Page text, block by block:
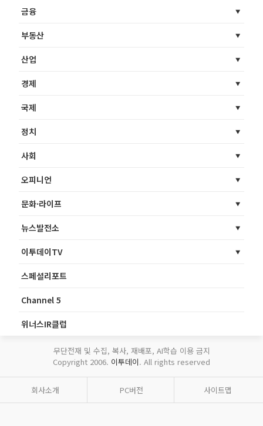
금융
부동산
산업
경제
국제
정치
사회
오피니언
문화·라이프
뉴스발전소
이투데이TV
스페셜리포트
Channel 5
위너스IR클럽
무단전재 및 수집, 복사, 재배포, AI학습 이용 금지
Copyright 2006. 이투데이. All rights reserved
회사소개 PC버전 사이트맵